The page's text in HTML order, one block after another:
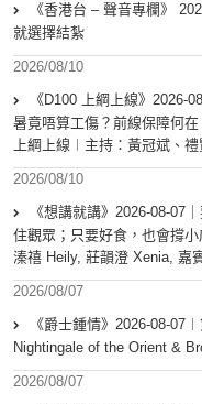
《香港台 – 聲音專欄》
就選擇結紮
2026/08/10
《D100 上綱上線》2026-
暑竟唔算工傷？前線保障何
上綱上線︱主持：黃冠斌、
2026/08/10
《想講就講》2026-08-07
住觀眾；只要好食，也會撐
溱禧 Heily, 莊韻澄 Xenia, 嘉
2026/08/07
《爵士鍾情》2026-08-
Nightingale of the Orient &
2026/08/07